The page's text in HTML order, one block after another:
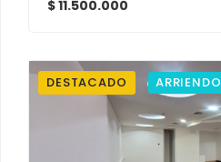
$ 11.500.000
DESTACADO ARRIENDO